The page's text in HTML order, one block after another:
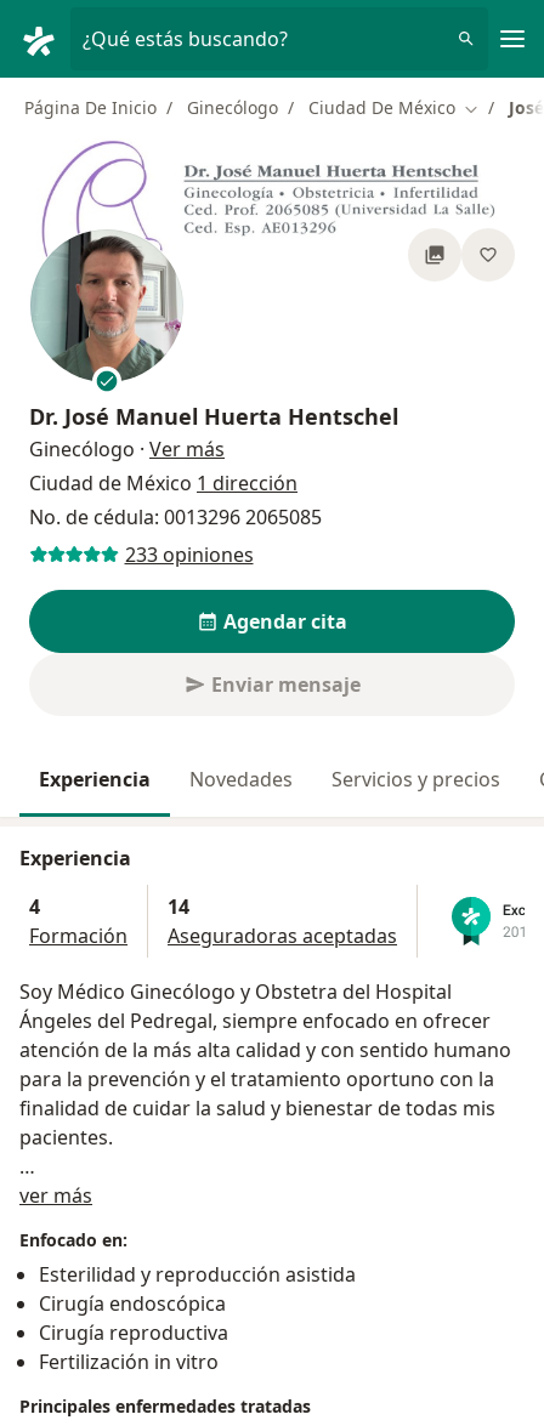
¿Qué estás buscando?
Página De Inicio Ginecólogo Ciudad De México Cambiar
Dr. José Manuel Huerta Hentschel
Ginecólogo · Ver más
Ciudad de México 1 dirección
No. de cédula: 0013296 2065085
233 opiniones
Agendar cita
Enviar mensaje
Experiencia Novedades Servicios y precios
Experiencia
4
Formación
14
Aseguradoras aceptadas
Soy Médico Ginecólogo y Obstetra del Hospital
Ángeles del Pedregal, siempre enfocado en ofrecer
atención de la más alta calidad y con sentido humano
para la prevención y el tratamiento oportuno con la
finalidad de cuidar la salud y bienestar de todas mis
pacientes.
Tengo una Subespecialidad en Cirugía Reproductiva e
Houston con amplia experiencia en cirugía de mínima
invasión y un Diplomado en Colposcopía y Tracto
Genital Inferior: Hospital Angeles México.
Para mi siempre será un placer atenderte y resolver
todas tus dudas.
ver más
Enfocado en:
Esterilidad y reproducción asistida
Cirugía endoscópica
Cirugía reproductiva
Fertilización in vitro
Principales enfermedades tratadas